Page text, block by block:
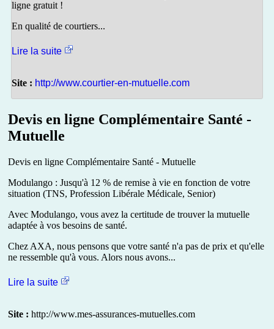
ligne gratuit !
En qualité de courtiers...
Lire la suite
Site : http://www.courtier-en-mutuelle.com
Devis en ligne Complémentaire Santé -
Mutuelle
Devis en ligne Complémentaire Santé - Mutuelle
Modulango : Jusqu'à 12 % de remise à vie en fonction de votre
situation (TNS, Profession Libérale Médicale, Senior)
Avec Modulango, vous avez la certitude de trouver la mutuelle
adaptée à vos besoins de santé.
Chez AXA, nous pensons que votre santé n'a pas de prix et qu'elle
ne ressemble qu'à vous. Alors nous avons...
Lire la suite
Site : http://www.mes-assurances-mutuelles.com